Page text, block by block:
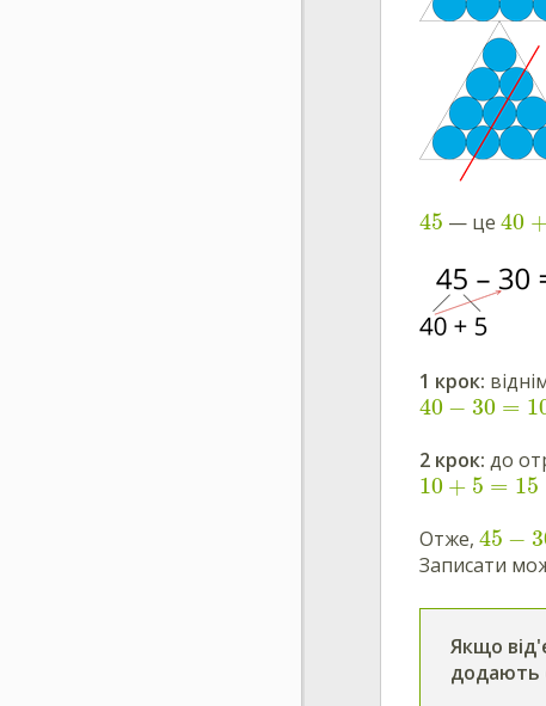
45 — це40
1 крок:
40 − 30 =
2 крок: до
10 + 5 = 15
Отже, 45 −
Записати
Якщо
додають